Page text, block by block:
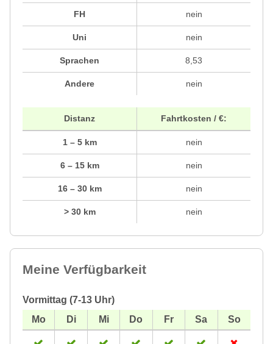
FH
Uni
Sprachen
Andere
nein
nein
8,53
nein
Distanz
1 – 5 km
6 – 15 km
16 – 30 km
> 30 km
Fahrtkosten / €:
nein
nein
nein
nein
Meine Verfügbarkeit
Vormittag (7-13 Uhr)